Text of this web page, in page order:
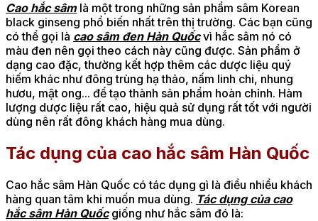
Cao hắc sâmlà một trong những sản phẩm sâm Korean
black ginseng phổ biến nhất trên thị trường. Các bạn cũng
có thể gọi là cao sâm đen Hàn Quốcvì hắc sâm nó có
màu đen nên gọi theo cách này cũng được. Sản phẩm ở
dạng cao đặc, thường kết hợp thêm các dược liệu quý
hiếm khác như đông trùng hạ thảo, nấm linh chi, nhung
hươu, mật ong... để tạo thành sản phẩm hoàn chỉnh. Hàm
lượng dược liệu rất cao, hiệu quả sử dụng rất tốt với người
dùng nên rất đông khách hàng mua dùng.
Tác dụng của cao hắc sâm Hàn Quốc
Cao hắc sâm Hàn Quốc có tác dụng gì là điều nhiều khách
hàng quan tâm khi muốn mua dùng. Tác dụng của cao
hắc sâm Hàn Quốcgiống như hắc sâm đó là: